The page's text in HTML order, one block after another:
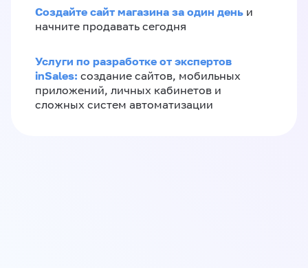
Создайте сайт магазина за один день и
начните продавать сегодня
Услуги по разработке от экспертов
inSales: создание сайтов, мобильных
приложений, личных кабинетов и
сложных систем автоматизации